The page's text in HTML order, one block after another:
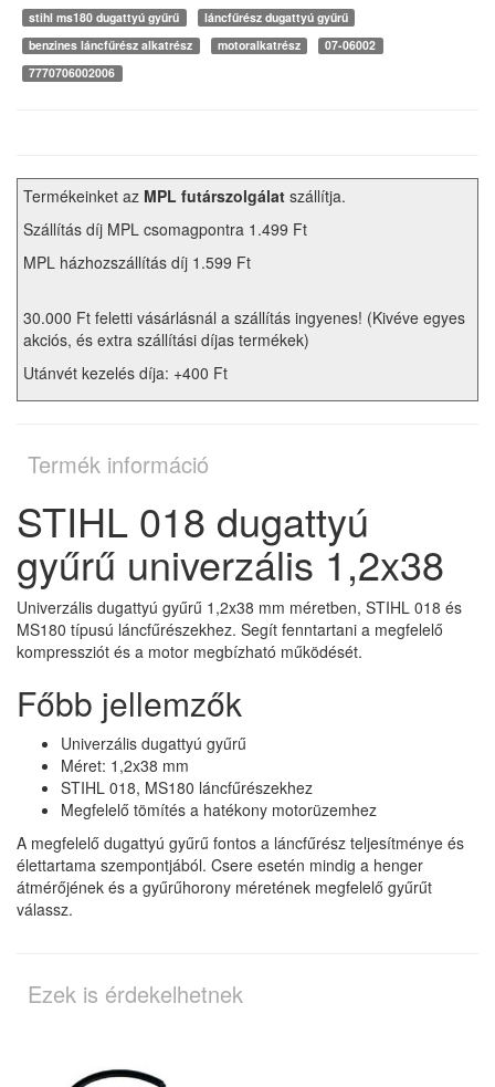
stihl ms180 dugattyú gyűrű
láncfűrész dugattyú gyűrű
benzines láncfűrész alkatrész
motoralkatrész
07-06002
7770706002006
Termékeinket az MPL futárszolgálat szállítja.
Szállítás díj MPL csomagpontra 1.499 Ft
MPL házhozszállítás díj 1.599 Ft
30.000 Ft feletti vásárlásnál a szállítás ingyenes! (Kivéve egyes
akciós, és extra szállítási díjas termékek)
Utánvét kezelés díja: +400 Ft
Termék információ
STIHL 018 dugattyú
gyűrű univerzális 1,2x38
Univerzális dugattyú gyűrű 1,2x38 mm méretben, STIHL 018 és
MS180 típusú láncfűrészekhez. Segít fenntartani a megfelelő
kompressziót és a motor megbízható működését.
Főbb jellemzők
Univerzális dugattyú gyűrű
Méret: 1,2x38 mm
STIHL 018, MS180 láncfűrészekhez
Megfelelő tömítés a hatékony motorüzemhez
A megfelelő dugattyú gyűrű fontos a láncfűrész teljesítménye és
élettartama szempontjából. Csere esetén mindig a henger
átmérőjének és a gyűrűhorony méretének megfelelő gyűrűt
válassz.
Ezek is érdekelhetnek